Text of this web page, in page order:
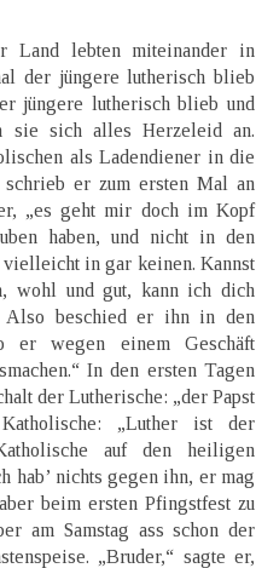
Land lebten miteinander in
der jüngere lutherisch blieb
jüngere lutherisch blieb und
sie sich alles Herzeleid an.
als Ladendiener in die
er zum ersten Mal an
„es geht mir doch im Kopf
haben, und nicht in den
in gar keinen. Kannst
wohl und gut, kann ich dich
Also beschied er ihn in den
er wegen einem Geschäft
In den ersten Tagen
der Lutherische: „der Papst
„Luther ist der
auf den heiligen
hab’ nichts gegen ihn, er mag
beim ersten Pfingstfest zu
am Samstag ass schon der
„Bruder,“ sagte er,